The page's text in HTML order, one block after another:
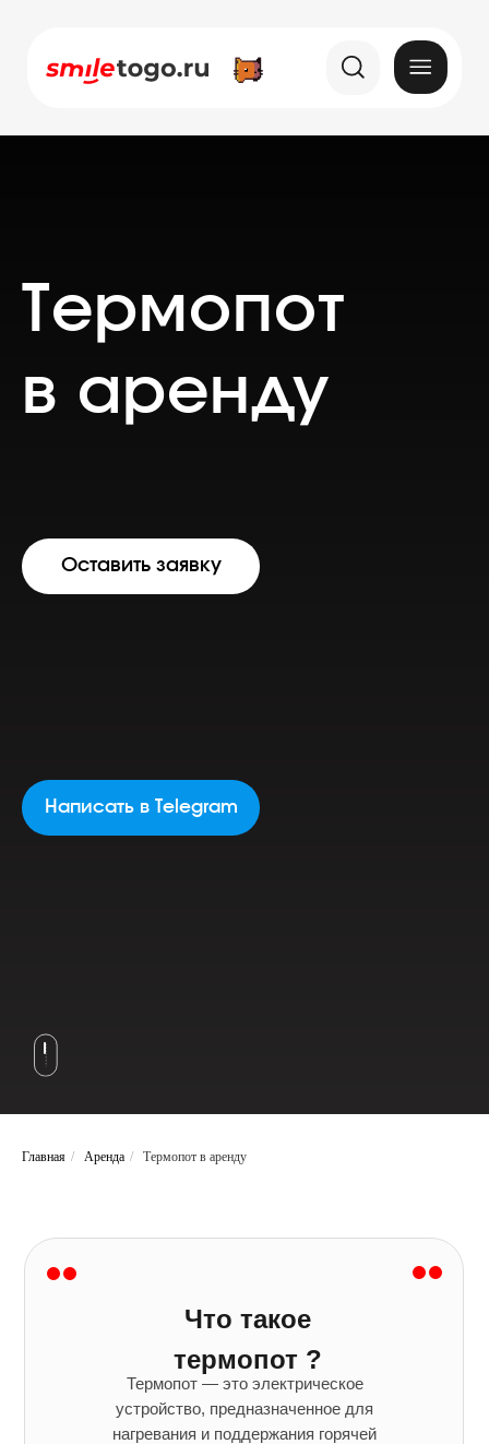
Оставить заявку
Термопот
в аренду
Написать в Telegram
Главная / Аренда / Термопот в аренду
Что такое
термопот ?
Термопот — это электрическое
устройство, предназначенное для
нагревания и поддержания горячей